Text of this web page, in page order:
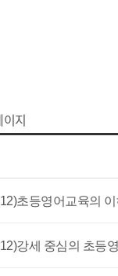
지
초등영어교육의 이
강세 중심의 초등